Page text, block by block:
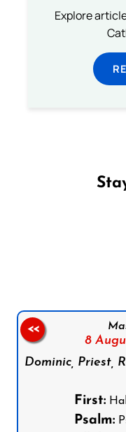
Explore
8
Dominic, Priest,
First:
Psalm:
<<